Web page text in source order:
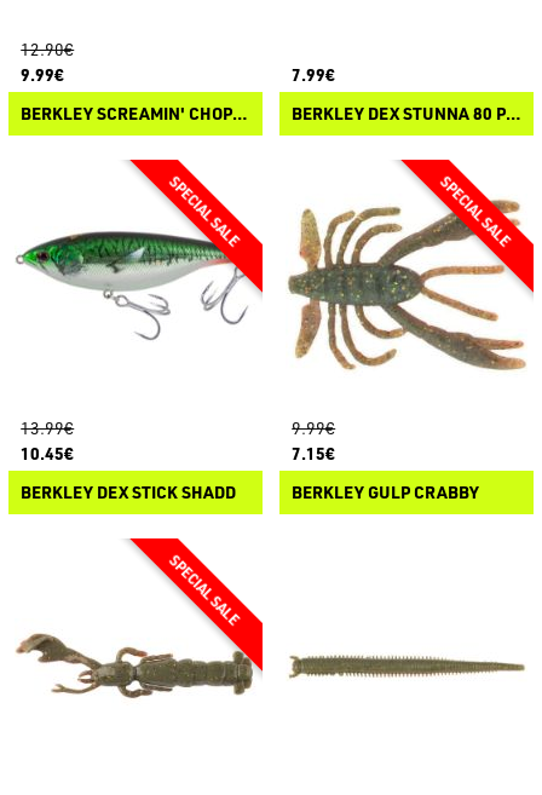
12.90€
9.99€
BERKLEY SCREAMIN' CHOPPO
7.99€
BERKLEY DEX STUNNA 80 PLUS1
13.99€
10.45€
BERKLEY DEX STICK SHADD
9.99€
7.15€
BERKLEY GULP CRABBY